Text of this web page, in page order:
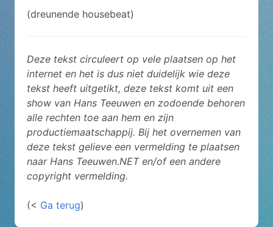
(dreunende housebeat)
Deze tekst circuleert op vele plaatsen op het
internet en het is dus niet duidelijk wie deze
tekst heeft uitgetikt, deze tekst komt uit een
show van Hans Teeuwen en zodoende behoren
alle rechten toe aan hem en zijn
productiemaatschappij. Bij het overnemen van
deze tekst gelieve een vermelding te plaatsen
naar Hans Teeuwen.NET en/of een andere
copyright vermelding.
(< Ga terug)